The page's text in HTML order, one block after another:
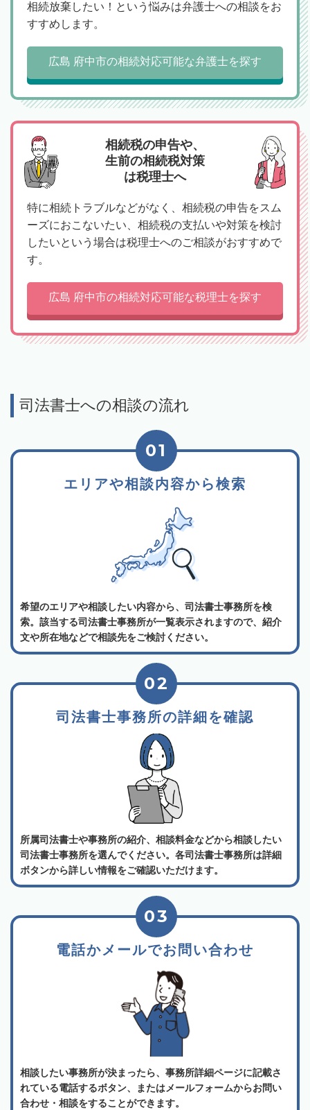
相続放棄したい！という悩みは弁護士への相談をお
すすめします。
広島 府中市の相続対応可能な弁護士を探す
相続税の申告や、
生前の相続税対策
は税理士へ
特に相続トラブルなどがなく、相続税の申告をスム
ーズにおこないたい、相続税の支払いや対策を検討
したいという場合は税理士へのご相談がおすすめで
す。
広島 府中市の相続対応可能な税理士を探す
司法書士への相談の流れ
エリアや相談内容から検索
01
希望のエリアや相談したい内容から、司法書士事務所を検
索。該当する司法書士事務所が一覧表示されますので、紹介
文や所在地などで相談先をご検討ください。
司法書士事務所の詳細を確認
02
所属司法書士や事務所の紹介、相談料金などから相談したい
司法書士事務所を選んでください。各司法書士事務所は詳細
ボタンから詳しい情報をご確認いただけます。
電話かメールでお問い合わせ
03
相談したい事務所が決まったら、事務所詳細ページに記載さ
れている電話するボタン、またはメールフォームからお問い
合わせ・相談をすることができます。